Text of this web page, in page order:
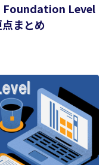
Foundation Level
まとめ